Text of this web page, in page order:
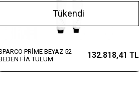
Tükendi
PRİME BEYAZ 52
FİA TULUM
132.818,41 TL